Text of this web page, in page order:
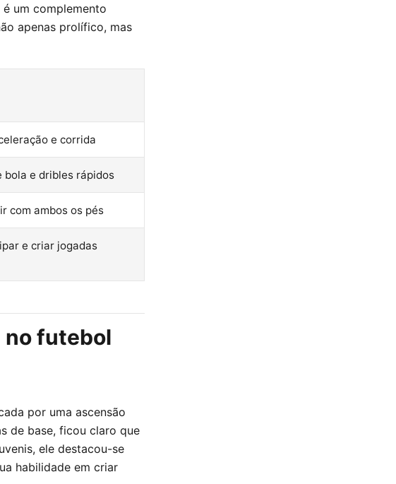
um complemento
apenas prolífico, mas
e corrida
bola e dribles rápidos
com ambos os pés
e criar jogadas
no futebol
por uma ascensão
de base, ficou claro que
ele destacou-se
habilidade em criar